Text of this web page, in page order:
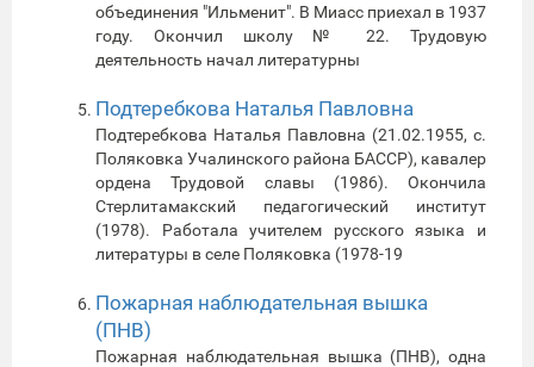
объединения "Ильменит". В Миасс приехал в 1937
году. Окончил школу № 22. Трудовую
деятельность начал литературны
Подтеребкова Наталья Павловна
Подтеребкова Наталья Павловна (21.02.1955, с.
Поляковка Учалинского района БАССР), кавалер
ордена Трудовой славы (1986). Окончила
Стерлитамакский педагогический институт
(1978). Работала учителем русского языка и
литературы в селе Поляковка (1978-19
Пожарная наблюдательная вышка
(ПНВ)
Пожарная наблюдательная вышка (ПНВ), одна